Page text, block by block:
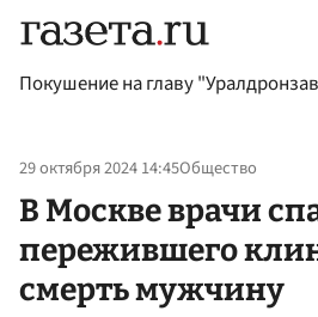
Покушение на главу
29 октября 2024 14:45Общество
В Москве врачи
пережившего
смерть мужчину